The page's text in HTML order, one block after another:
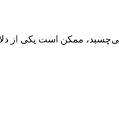
ممکن است یکی از